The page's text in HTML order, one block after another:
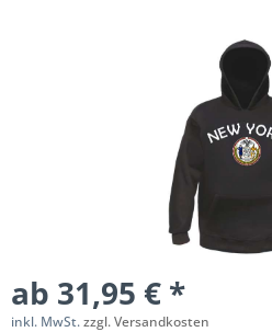
ab 31,95 € *
inkl. MwSt.zzgl. Versandkosten